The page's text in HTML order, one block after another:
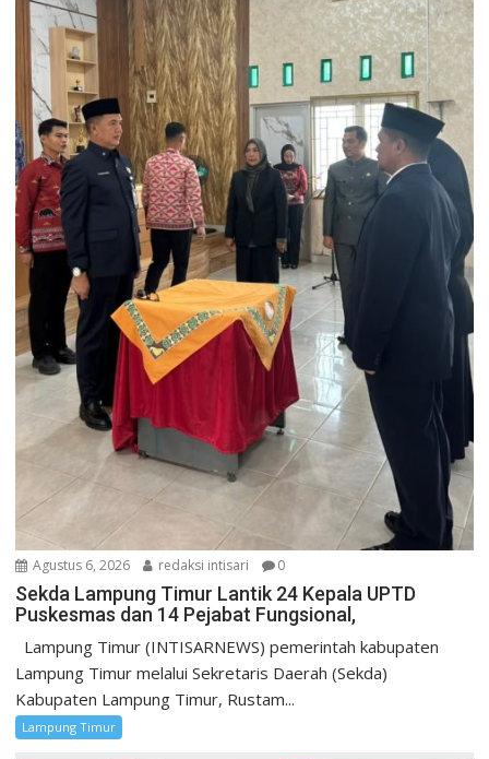
Agustus 6, 2026 redaksi intisari 0
‎Sekda Lampung Timur Lantik 24 Kepala UPTD
Puskesmas dan 14 Pejabat Fungsional,
Lampung Timur (INTISARNEWS) pemerintah kabupaten
Lampung Timur melalui ‎Sekretaris Daerah (Sekda)
Kabupaten Lampung Timur, Rustam...
Lampung Timur